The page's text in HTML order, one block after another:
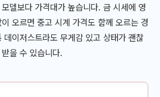
델보다 가격대가 높습니다. 금 시세에 영
오르면 중고 시계 가격도 함께 오르는 경
이저스트라도 무게감 있고 상태가 괜찮
을 수 있습니다.